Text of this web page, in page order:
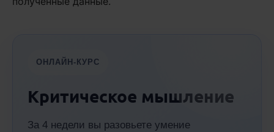
ОНЛАЙН-КУРС
Критическое мышление
За 4 недели вы разовьете умение